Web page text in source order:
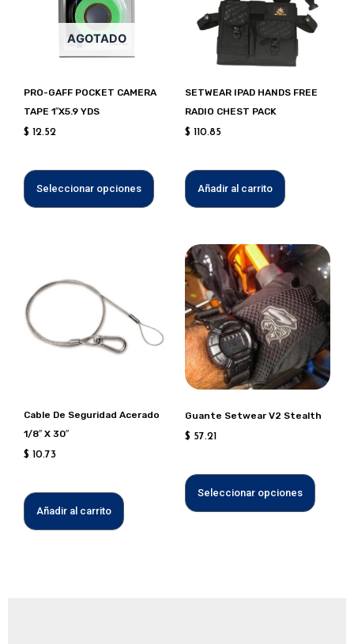
AGOTADO
PRO-GAFF POCKET CAMERA
TAPE 1″X5.9 YDS
$ 12.52
Seleccionar opciones
de
producto
SETWEAR IPAD HANDS FREE
RADIO CHEST PACK
$ 110.85
Añadir al carrito
Cable De Seguridad Acerado
1/8″ X 30″
$ 10.73
Añadir al carrito
Guante Setwear V2 Stealth
$ 57.21
Seleccionar opciones
Este
tiene
Las
se
página
de